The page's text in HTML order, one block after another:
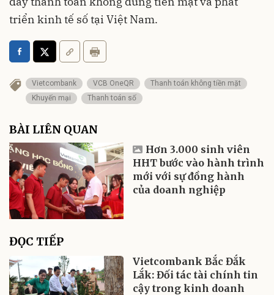
triển kinh tế số tại Việt Nam.
Vietcombank VCB OneQR
Thanh toán không tiền mặt
Khuyến mại
Thanh toán số
BÀI LIÊN QUAN
Hơn 3.000 sinh viên
HHT bước vào hành trình
mới với sự đồng hành
của doanh nghiệp
ĐỌC TIẾP
Vietcombank Bắc Đắk
Lắk: Đối tác tài chính tin
cậy trong kinh doanh